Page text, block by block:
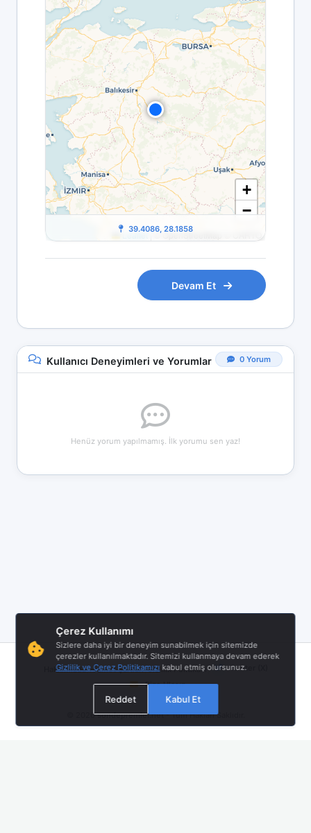
+
−
Leaflet|© OpenStreetMap © CARTO
39.4086, 28.1858
Devam Et
Kullanıcı Deneyimleri ve Yorumlar 0 Yorum
Henüz yorum yapılmamış. İlk yorumu sen yaz!
Hakkımızda|Hizmet Şartları|Gizlilik Politikası |
Twitter (X)
Bize Ulaşın
© 2026sondepremler.net- Tüm Hakları Saklıdır.
Çerez Kullanımı
Sizlere daha iyi bir deneyim sunabilmek için sitemizde
çerezler kullanılmaktadır. Sitemizi kullanmaya devam ederek
Gizlilik ve Çerez Politikamızı kabul etmiş olursunuz.
Reddet Kabul Et